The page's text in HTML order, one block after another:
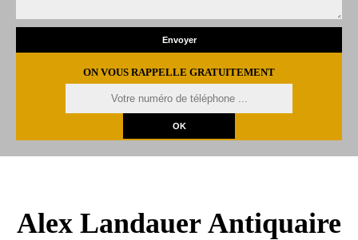
ON VOUS RAPPELLE GRATUITEMENT
Alex Landauer Antiquaire